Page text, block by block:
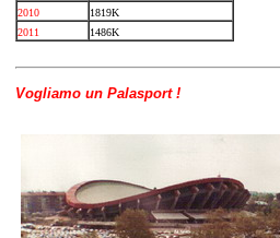
2010
1819K
2011
1486K
Vogliamo un Palasport !